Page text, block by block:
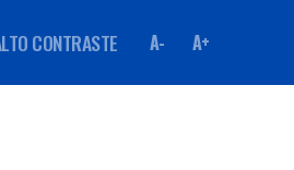
CONTRASTE A- A+